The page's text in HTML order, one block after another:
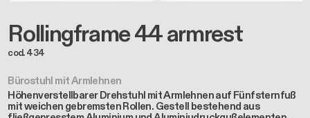
Rollingframe 44 armrest
cod. 434
Bürostuhl mit Armlehnen
Höhenverstellbarer Drehstuhl mit Armlehnen auf Fünfsternfuß
mit weichen gebremsten Rollen. Gestell bestehend aus